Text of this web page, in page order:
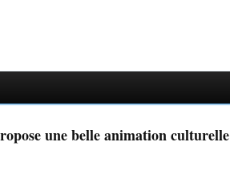
une belle animation culturelle